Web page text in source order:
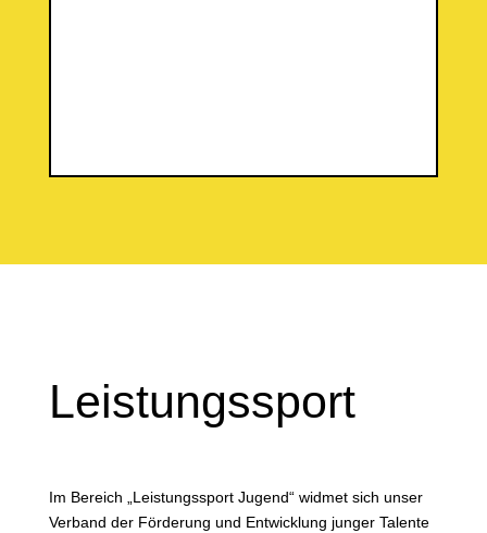
Leistungssport
Im Bereich „Leistungssport Jugend“ widmet sich unser
Verband der Förderung und Entwicklung junger Talente